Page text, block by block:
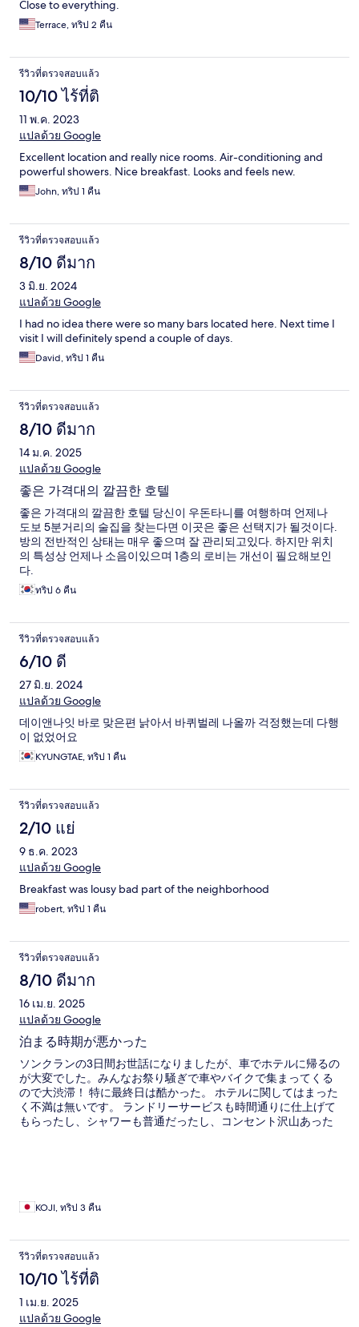
Close to everything.
Terrace, ทริป 2 คืน
รีวิวที่ตรวจสอบแล้ว
10/10 ไร้ที่ติ
11 พ.ค. 2023
แปลด้วย Google
Excellent location and really nice rooms. Air-conditioning and
powerful showers. Nice breakfast. Looks and feels new.
John, ทริป 1 คืน
รีวิวที่ตรวจสอบแล้ว
8/10 ดีมาก
3 มิ.ย. 2024
แปลด้วย Google
I had no idea there were so many bars located here. Next time I
visit I will definitely spend a couple of days.
David, ทริป 1 คืน
รีวิวที่ตรวจสอบแล้ว
8/10 ดีมาก
14 ม.ค. 2025
แปลด้วย Google
좋은 가격대의 깔끔한 호텔
좋은 가격대의 깔끔한 호텔 당신이 우돈타니를 여행하며 언제나
도보 5분거리의 술집을 찾는다면 이곳은 좋은 선택지가 될것이다.
방의 전반적인 상태는 매우 좋으며 잘 관리되고있다. 하지만 위치
의 특성상 언제나 소음이있으며 1층의 로비는 개선이 필요해보인
다.
ทริป 6 คืน
รีวิวที่ตรวจสอบแล้ว
6/10 ดี
27 มิ.ย. 2024
แปลด้วย Google
데이앤나잇 바로 맞은편 낡아서 바퀴벌레 나올까 걱정했는데 다행
이 없었어요
KYUNGTAE, ทริป 1 คืน
รีวิวที่ตรวจสอบแล้ว
2/10 แย่
9 ธ.ค. 2023
แปลด้วย Google
Breakfast was lousy bad part of the neighborhood
robert, ทริป 1 คืน
รีวิวที่ตรวจสอบแล้ว
8/10 ดีมาก
16 เม.ย. 2025
แปลด้วย Google
泊まる時期が悪かった
ソンクランの3日間お世話になりましたが、車でホテルに帰るの
が大変でした。みんなお祭り騒ぎで車やバイクで集まってくる
ので大渋滞！ 特に最終日は酷かった。 ホテルに関してはまった
く不満は無いです。 ランドリーサービスも時間通りに仕上げて
もらったし、シャワーも普通だったし、コンセント沢山あった
KOJI, ทริป 3 คืน
รีวิวที่ตรวจสอบแล้ว
10/10 ไร้ที่ติ
1 เม.ย. 2025
แปลด้วย Google